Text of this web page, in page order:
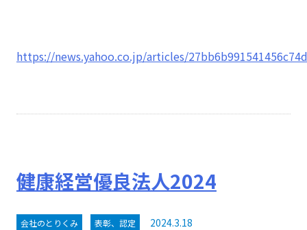
https://news.yahoo.co.jp/articles/
健康経営優良法人2024
会社のとりくみ 表彰、認定 2024.3.18